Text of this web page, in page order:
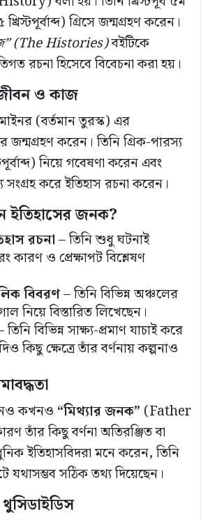
গ্রিসে জন্মগ্রহণ করেন।
(The Histories)বইটিকে
রচনা হিসেবে বিবেচনা করা হয়।
ও কাজ
(বর্তমান তুরস্ক) এর
জন্মগ্রহণ করেন। তিনি গ্রিক-পারস্য
নিয়ে গবেষণা করেন এবং
সংগ্রহ করে ইতিহাস রচনা করেন।
ইতিহাসের জনক?
রচনা– তিনি শুধু ঘটনাই
কারণ ও প্রেক্ষাপট বিশ্লেষণ
বিবরণ– তিনি বিভিন্ন অঞ্চলের
নিয়ে বিস্তারিত লিখেছেন।
তিনি বিভিন্ন সাক্ষ্য-প্রমাণ যাচাই করে
কিছু ক্ষেত্রে তাঁর বর্ণনায় কল্পনাও
কখনও “মিথ্যার জনক” (Father
তাঁর কিছু বর্ণনা অতিরঞ্জিত বা
ইতিহাসবিদরা মনে করেন, তিনি
যথাসম্ভব সঠিক তথ্য দিয়েছেন।
থুসিডাইডিস